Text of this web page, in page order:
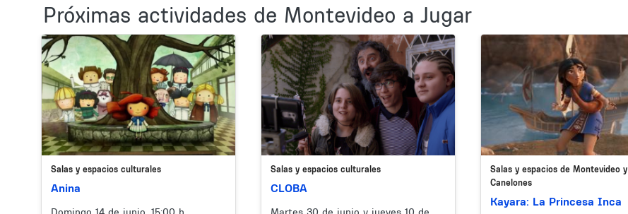
Próximas actividades de Montevideo a Jugar
Image
Salas y espacios culturales
Anina
Image
Salas y espacios culturales
CLOBA
Image
Salas y espacios de Montevideo y
Canelones
Kayara: La Princesa Inca